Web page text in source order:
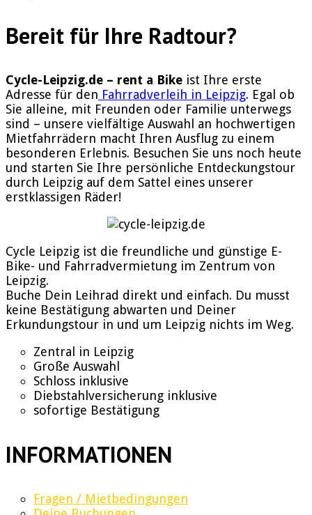
Bereit für Ihre Radtour?
Cycle-Leipzig.de – rent a Bike ist Ihre erste
Adresse für den Fahrradverleih in Leipzig. Egal ob
Sie alleine, mit Freunden oder Familie unterwegs
sind – unsere vielfältige Auswahl an hochwertigen
Mietfahrrädern macht Ihren Ausflug zu einem
besonderen Erlebnis. Besuchen Sie uns noch heute
und starten Sie Ihre persönliche Entdeckungstour
durch Leipzig auf dem Sattel eines unserer
erstklassigen Räder!
Cycle Leipzig ist die freundliche und günstige E-
Bike- und Fahrradvermietung im Zentrum von
Leipzig.
Buche Dein Leihrad direkt und einfach. Du musst
keine Bestätigung abwarten und Deiner
Erkundungstour in und um Leipzig nichts im Weg.
Zentral in Leipzig
Große Auswahl
Schloss inklusive
Diebstahlversicherung inklusive
sofortige Bestätigung
INFORMATIONEN
Fragen / Mietbedingungen